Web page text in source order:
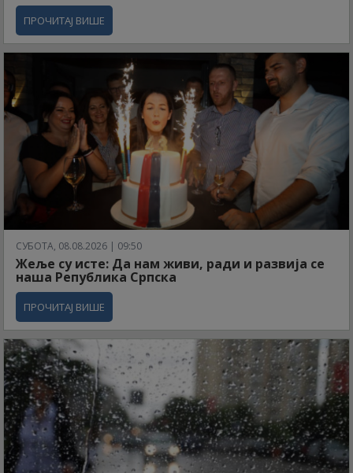
ПРОЧИТАЈ ВИШЕ
СУБОТА, 08.08.2026 | 09:50
Жеље су исте: Да нам живи, ради и развија се
наша Република Српска
ПРОЧИТАЈ ВИШЕ